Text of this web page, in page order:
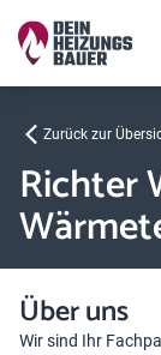
Zurück zur
Richter
Über uns
Wir sind Ihr